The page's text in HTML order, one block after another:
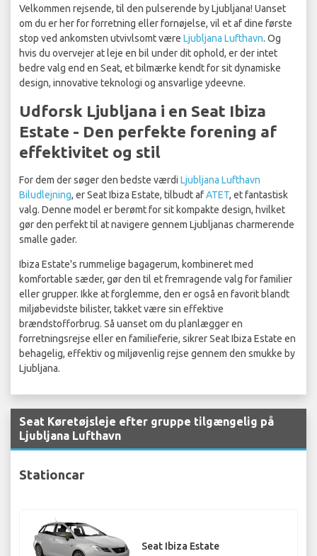
Velkommen rejsende, til den pulserende by Ljubljana! Uanset
om du er her for forretning eller fornøjelse, vil et af dine første
stop ved ankomsten utvivlsomt være Ljubljana Lufthavn. Og
hvis du overvejer at leje en bil under dit ophold, er der intet
bedre valg end en Seat, et bilmærke kendt for sit dynamiske
design, innovative teknologi og ansvarlige ydeevne.
Udforsk Ljubljana i en Seat Ibiza
Estate - Den perfekte forening af
effektivitet og stil
For dem der søger den bedste værdi Ljubljana Lufthavn
Biludlejning, er Seat Ibiza Estate, tilbudt afATET, et fantastisk
valg. Denne model er berømt for sit kompakte design, hvilket
gør den perfekt til at navigere gennem Ljubljanas charmerende
smalle gader.
Ibiza Estate's rummelige bagagerum, kombineret med
komfortable sæder, gør den til et fremragende valg for familier
eller grupper. Ikke at forglemme, den er også en favorit blandt
miljøbevidste bilister, takket være sin effektive
brændstofforbrug. Så uanset om du planlægger en
forretningsrejse eller en familieferie, sikrer Seat Ibiza Estate en
behagelig, effektiv og miljøvenlig rejse gennem den smukke by
Ljubljana.
Seat Køretøjsleje efter gruppe tilgængelig på
Ljubljana Lufthavn
Stationcar
Seat Ibiza Estate